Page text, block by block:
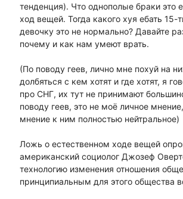
тенденция). Что однополые браки это
ход вещей. Тогда какого хуя ебать 15-
девочку это не нормально? Давайте
почему и как нам умеют врать.
(По поводу геев, лично мне похуй на
долбяться с кем хотят и где хотят, я
про СНГ, их тут не принимают
поводу геев, это не моё личное
мнение к ним полностью нейтральное)
Ложь о естественном ходе вещей
американский социолог Джозеф
технологию изменения отношения
принципиальным для этого общества